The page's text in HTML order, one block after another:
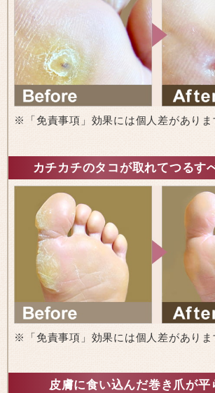
※「免責事項」効果には個人差がありま
カチカチのタコが取れてつるす
※「免責事項」効果には個人差がありま
皮膚に食い込んだ巻き爪が平